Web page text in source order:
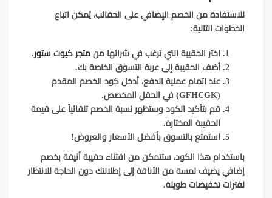
للاستفادة من الخصم الإضافي على الحقائب، يُمكن اتباع
الخطوات التالية:
اختر الحقيبة التي ترغب في شرائها منمتجر كيوت ستور.
أضف الحقيبة إلى عربة التسوق الخاصة بك.
عند اتمام عملية الدفع، أدخل كود الخصم المقدم
قم بتأكيد الكود وستظهر نسبة الخصم تلقائياً على قيمة
الحقيبة المختارة.
استمتع بالتسوق بأفضل الأسعار والعروض!
باستخدام هذا الكود، ستتمكن من اقتناء حقيبة أنيقة بخصم
إضافي يضيف لمسة من الأناقة إلى إطلالتك دون الحاجة للانتظار
لفترات تخفيضات طويلة.